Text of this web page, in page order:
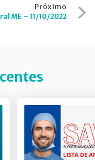
Próximo
ME – 11/10/2022